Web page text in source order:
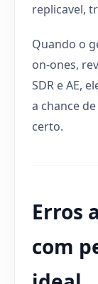
replicavel,
Quando o
on-ones,
SDR e AE,
a chance
certo.
Erros
com